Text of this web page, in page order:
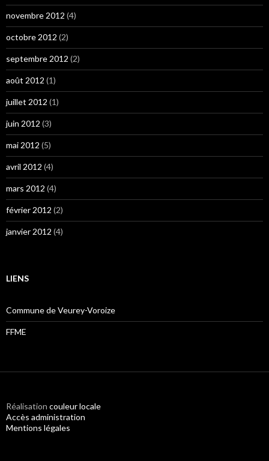
novembre 2012 (4)
octobre 2012 (2)
septembre 2012 (2)
août 2012 (1)
juillet 2012 (1)
juin 2012 (3)
mai 2012 (5)
avril 2012 (4)
mars 2012 (4)
février 2012 (2)
janvier 2012 (4)
LIENS
Commune de Veurey-Voroize
FFME
Réalisation couleur locale
Accès administration
Mentions légales